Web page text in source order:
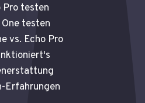
b
e
g
r
a
m
Pro testen
One testen
vs. Echo Pro
Erfahrungen